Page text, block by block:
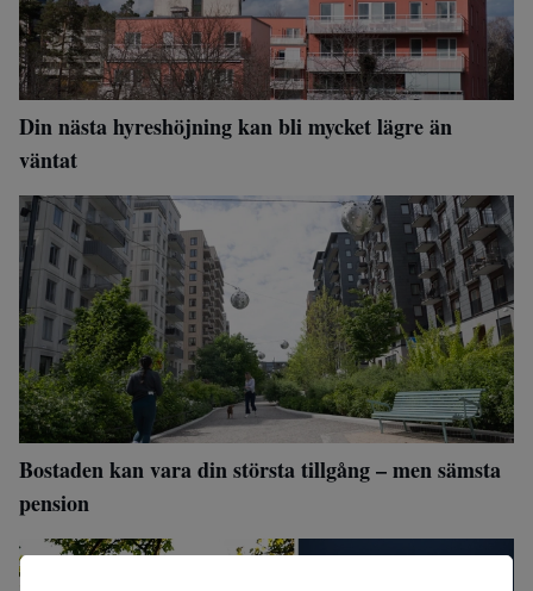
Din nästa hyreshöjning kan bli mycket lägre än
väntat
Bostaden kan vara din största tillgång – men sämsta
pension